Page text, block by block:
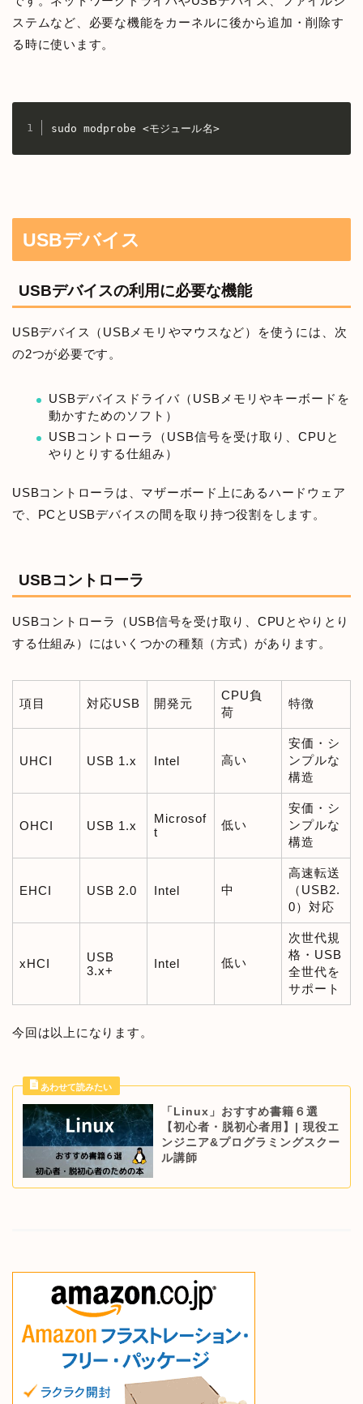
ステムなど、必要な機能をカーネルに後から追加・削除す
る時に使います。
sudo modprobe <モジュール名>
USBデバイス
USBデバイスの利用に必要な機能
USBデバイス（USBメモリやマウスなど）を使うには、次
の2つが必要です。
USBデバイスドライバ（USBメモリやキーボードを
動かすためのソフト）
USBコントローラ（USB信号を受け取り、CPUと
やりとりする仕組み）
USBコントローラは、マザーボード上にあるハードウェア
で、PCとUSBデバイスの間を取り持つ役割をします。
USBコントローラ
USBコントローラ（USB信号を受け取り、CPUとやりとり
する仕組み）にはいくつかの種類（方式）があります。
項目 対応USB 開発元
CPU負
荷
特徴
UHCI USB 1.x Intel 高い
安価・シ
ンプルな
構造
OHCI USB 1.x
Microsof
t
低い
安価・シ
ンプルな
構造
EHCI USB 2.0 Intel 中
高速転送
（USB2.
0）対応
xHCI
USB
3.x+
Intel 低い
次世代規
格・USB
全世代を
サポート
今回は以上になります。
「Linux」おすすめ書籍６選
【初心者・脱初心者用】| 現役エ
ンジニア&プログラミングスクー
ル講師